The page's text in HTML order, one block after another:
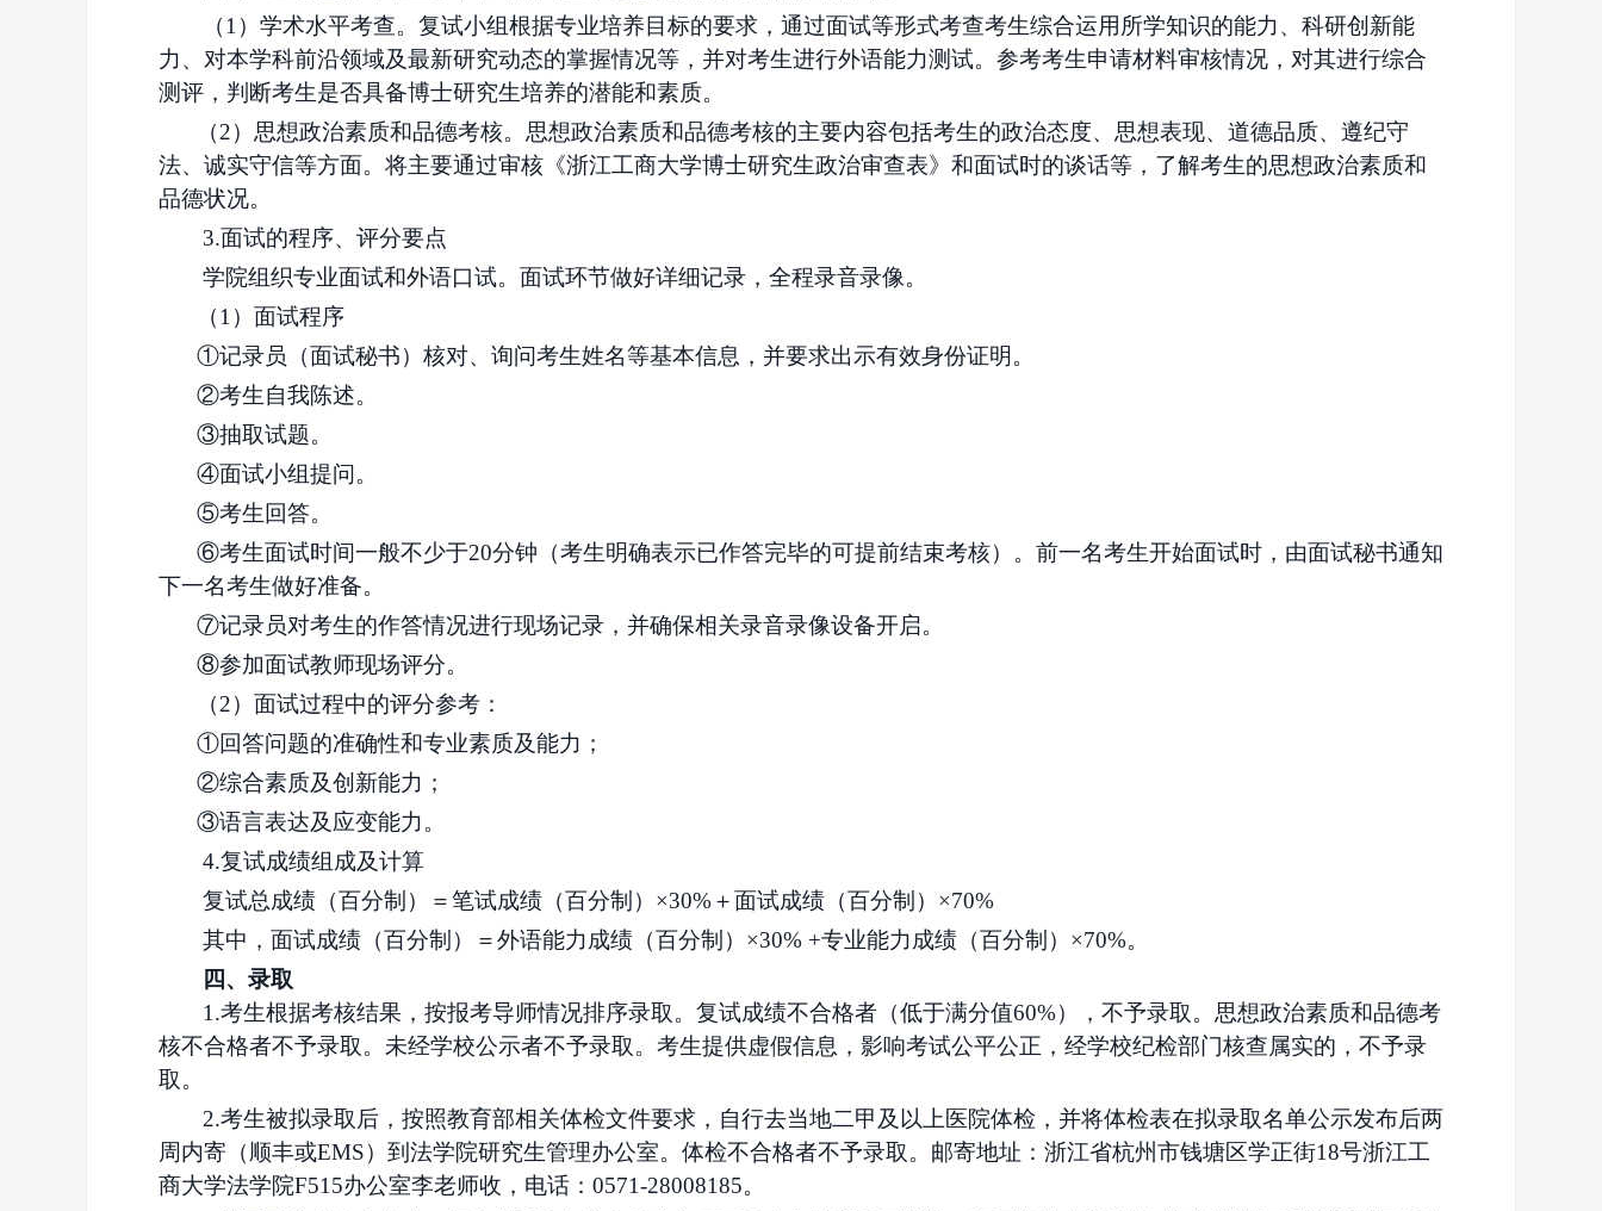
（1）学术水平考查。复试小组根据专业培养目标的要求，通过面试等形式考查考生综合运用所学知识的能力、科研创新能
力、对本学科前沿领域及最新研究动态的掌握情况等，并对考生进行外语能力测试。参考考生申请材料审核情况，对其进行综合
测评，判断考生是否具备博士研究生培养的潜能和素质。
（2）思想政治素质和品德考核。思想政治素质和品德考核的主要内容包括考生的政治态度、思想表现、道德品质、遵纪守
法、诚实守信等方面。将主要通过审核《浙江工商大学博士研究生政治审查表》和面试时的谈话等，了解考生的思想政治素质和
品德状况。
3.面试的程序、评分要点
学院组织专业面试和外语口试。面试环节做好详细记录，全程录音录像。
（1）面试程序
①记录员（面试秘书）核对、询问考生姓名等基本信息，并要求出示有效身份证明。
②考生自我陈述。
③抽取试题。
④面试小组提问。
⑤考生回答。
⑥考生面试时间一般不少于20分钟 （考生明确表示已作答完毕的可提前结束考核） 。前一名考生开始面试时，由面试秘书通知
下一名考生做好准备。
⑦记录员对考生的作答情况进行现场记录，并确保相关录音录像设备开启。
⑧参加面试教师现场评分。
（2）面试过程中的评分参考：
①回答问题的准确性和专业素质及能力；
②综合素质及创新能力；
③语言表达及应变能力。
4.复试成绩组成及计算
复试总成绩（百分制）＝笔试成绩（百分制） ×30%＋面试成绩（百分制）×70%
其中，面试成绩（百分制）＝外语能力成绩（百分制） ×30% +专业能力成绩（百分制）×70%。
四、录取
1.考生根据考核结果，按报考导师情况排序录取。复试成绩不合格者（低于满分值60%），不予录取。思想政治素质和品德考
核不合格者不予录取。 未经学校公示者不予录取。 考生提供虚假信息，影响考试公平公正，经学校纪检部门核查属实的，不予录
取。
2.考生被拟录取后，按照教育部相关体检文件要求，自行去当地二甲及以上医院体检，并将体检表在拟录取名单公示发布后两
周内寄（顺丰或EMS）到法学院研究生管理办公室。体检不合格者不予录取。邮寄地址：浙江省杭州市钱塘区学正街18号浙江工
商大学法学院F515办公室李老师收，电话：0571-28008185。